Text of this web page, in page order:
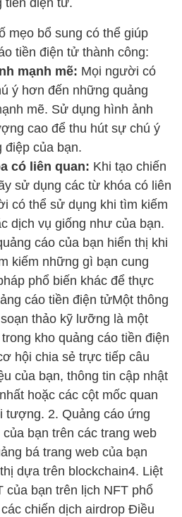
mẹo bổ sung có thể giúp
tiền điện tử thành công:
mạnh mẽ: Mọi người có
ý hơn đến những quảng
mẽ. Sử dụng hình ảnh
cao để thu hút sự chú ý
điệp của bạn.
có liên quan: Khi tạo chiến
sử dụng các từ khóa có liên
có thể sử dụng khi tìm kiếm
dịch vụ giống như của bạn.
cáo của bạn hiển thị khi
kiếm những gì bạn cung
phổ biến khác để thực
cáo tiền điện tửMột thông
thảo kỹ lưỡng là một
kho quảng cáo tiền điện
hội chia sẻ trực tiếp câu
của bạn, thông tin cập nhật
hoặc các cột mốc quan
tượng. 2. Quảng cáo ứng
bạn trên các trang web
bá trang web của bạn
dựa trên blockchain4. Liệt
của bạn trên lịch NFT phổ
chiến dịch airdrop Điều